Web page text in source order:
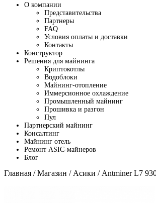
О компании
Представительства
Партнеры
FAQ
Условия оплаты и доставки
Контакты
Конструктор
Решения для майнинга
Криптокотлы
Водоблоки
Майнинг-отопление
Иммерсионное охлаждение
Промышленный майнинг
Прошивка и разгон
Пул
Партнерский майнинг
Консалтинг
Майнинг отель
Ремонт ASIC-майнеров
Блог
Главная /Магазин / Асики / Antminer L7